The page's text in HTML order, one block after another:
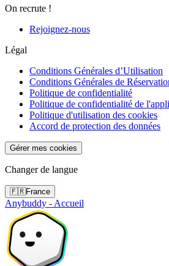
On recrute !
Rejoignez-nous
Légal
Conditions Générales d’Utilisation
Conditions Générales de
Politique de confidentialité
Politique de confidentialité de
Politique d'utilisation des cookies
Accord de protection des données
Gérer mes cookies
Changer de langue
🇫🇷France
Anybuddy - Accueil